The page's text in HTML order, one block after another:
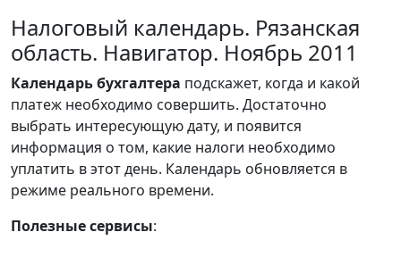
Налоговый календарь. Рязанская
область. Навигатор. Ноябрь 2011
Календарьбухгалтера подскажет, когда и какой
платеж необходимо совершить. Достаточно
выбрать интересующую дату, и появится
информация о том, какие налоги необходимо
уплатить в этот день. Календарь обновляется в
режиме реального времени.
Полезные сервисы: